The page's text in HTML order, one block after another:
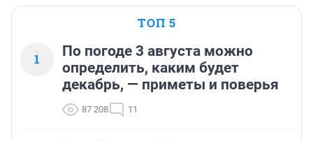
ТОП 5
1
По погоде 3 августа можно
определить, каким будет
декабрь, — приметы и поверья
87 208 11